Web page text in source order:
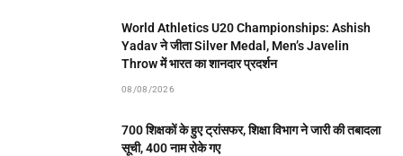
World Athletics U20 Championships: Ashish
Yadav ने जीता Silver Medal, Men’s Javelin
Throw में भारत का शानदार प्रदर्शन
08/08/2026
700 शिक्षकों के हुए ट्रांसफर, शिक्षा विभाग ने जारी की तबादला
सूची, 400 नाम रोके गए